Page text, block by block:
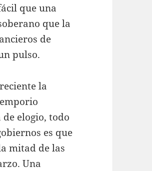
que una
que la
de
pulso.
la
elogio, todo
es que
mitad de las
Una